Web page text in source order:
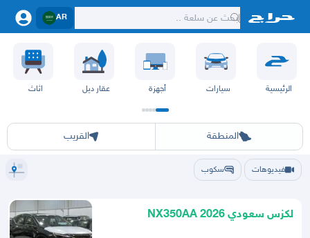
AR
الرئيسية سيارات أجهزة عقار ديل اثاث
المنطقة
الرياض جده القصيم الباحة
القريب
فيديوهات سكوب
لكزس سعودي NX350AA 2026